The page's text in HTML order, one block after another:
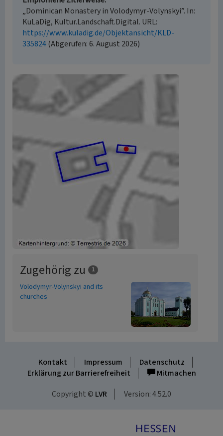
„Dominican Monastery in Volodymyr-Volynskyi”. In:
KuLaDig, Kultur.Landschaft.Digital. URL:
https://www.kuladig.de/Objektansicht/KLD-
335824(Abgerufen: 6. August 2026)
Zugehörig zu 1
Volodymyr-Volynskyi and its
churches
Kontakt Impressum
Datenschutz
Erklärung zur Barrierefreiheit
Mitmachen
Copyright © LVR Version: 4.52.0